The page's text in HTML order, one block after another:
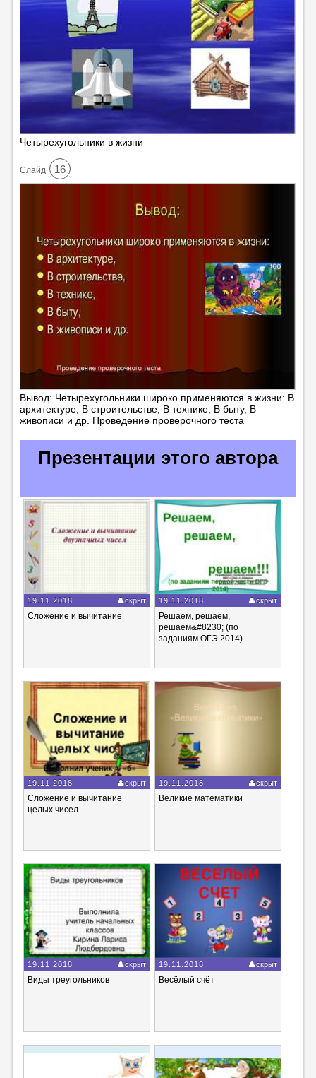
Четырехугольники в жизни
Cлайд 16
Вывод: Четырехугольники широко применяются в жизни: В
архитектуре, В строительстве, В технике, В быту, В
живописи и др. Проведение проверочного теста
Презентации этого автора
19.11.2018 скрыт
Сложение и вычитание
19.11.2018 скрыт
Решаем, решаем,
решаем&#8230; (по
заданиям ОГЭ 2014)
19.11.2018 скрыт
Сложение и вычитание
целых чисел
19.11.2018 скрыт
Великие математики
19.11.2018 скрыт
Виды треугольников
19.11.2018 скрыт
Весёлый счёт